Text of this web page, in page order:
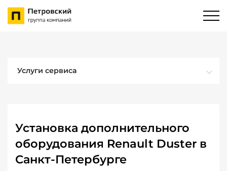
Услуги сервиса
Установка дополнительного
оборудования Renault Duster в
Санкт-Петербурге